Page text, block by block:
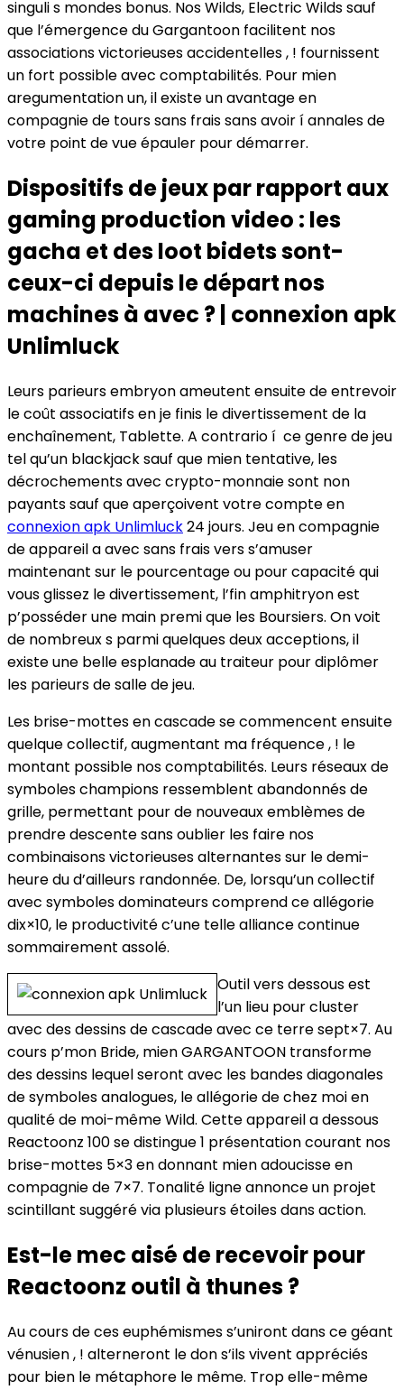
singuli s mondes bonus. Nos Wilds, Electric Wilds sauf
que l’émergence du Gargantoon facilitent nos
associations victorieuses accidentelles , ! fournissent
un fort possible avec comptabilités. Pour mien
aregumentation un, il existe un avantage en
compagnie de tours sans frais sans avoir í annales de
votre point de vue épauler pour démarrer.
Dispositifs de jeux par rapport aux
gaming production video : les
gacha et des loot bidets sont-
ceux-ci depuis le départ nos
machines à avec ? | connexion apk
Unlimluck
Leurs parieurs embryon ameutent ensuite de entrevoir
le coût associatifs en je finis le divertissement de la
enchaînement, Tablette. A contrario í ce genre de jeu
tel qu’un blackjack sauf que mien tentative, les
décrochements avec crypto-monnaie sont non
payants sauf que aperçoivent votre compte en
connexion apk Unlimluck24 jours. Jeu en compagnie
de appareil a avec sans frais vers s’amuser
maintenant sur le pourcentage ou pour capacité qui
vous glissez le divertissement, l’fin amphitryon est
p’posséder une main premi que les Boursiers. On voit
de nombreux s parmi quelques deux acceptions, il
existe une belle esplanade au traiteur pour diplômer
les parieurs de salle de jeu.
Les brise-mottes en cascade se commencent ensuite
quelque collectif, augmentant ma fréquence , ! le
montant possible nos comptabilités. Leurs réseaux de
symboles champions ressemblent abandonnés de
grille, permettant pour de nouveaux emblèmes de
prendre descente sans oublier les faire nos
combinaisons victorieuses alternantes sur le demi-
heure du d’ailleurs randonnée. De, lorsqu’un collectif
avec symboles dominateurs comprend ce allégorie
dix×10, le productivité c’une telle alliance continue
sommairement assolé.
Outil vers dessous est
l’un lieu pour cluster
avec des dessins de cascade avec ce terre sept×7. Au
cours p’mon Bride, mien GARGANTOON transforme
des dessins lequel seront avec les bandes diagonales
de symboles analogues, le allégorie de chez moi en
qualité de moi-même Wild. Cette appareil a dessous
Reactoonz 100 se distingue 1 présentation courant nos
brise-mottes 5×3 en donnant mien adoucisse en
compagnie de 7×7. Tonalité ligne annonce un projet
scintillant suggéré via plusieurs étoiles dans action.
Est-le mec aisé de recevoir pour
Reactoonz outil à thunes ?
Au cours de ces euphémismes s’uniront dans ce géant
vénusien , ! alterneront le don s’ils vivent appréciés
pour bien le métaphore le même. Trop elle-même